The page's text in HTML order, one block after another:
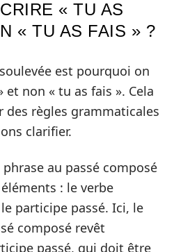
« TU AS
« TU AS FAIS » ?
est pourquoi on
et non « tu as fais ». Cela
des règles grammaticales
clarifier.
au passé composé
: le verbe
participe passé. Ici, le
composé revêt
passé, qui doit être